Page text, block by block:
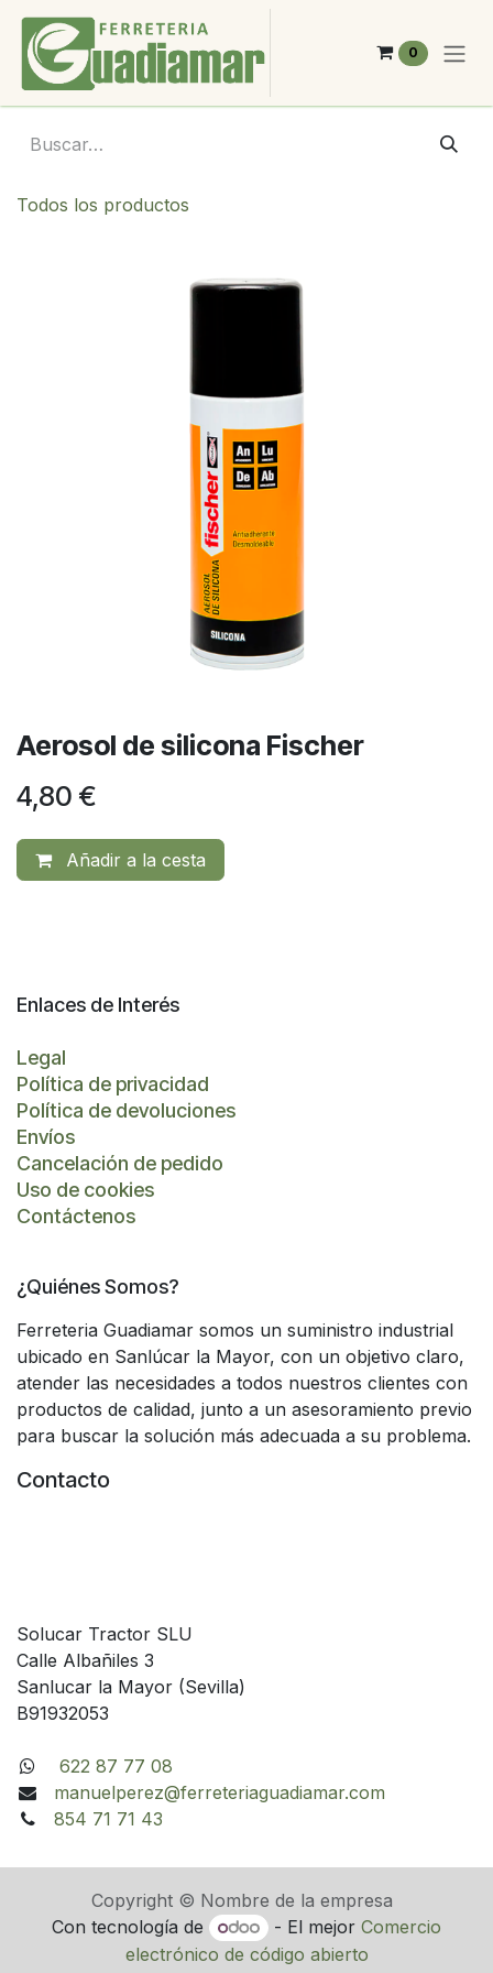
Ir al contenido
0
Todos los productos
Aerosol de silicona Fischer
4,80 €
Añadir a la cesta
Enlaces de Interés
Legal
Política de privacidad
Política de devoluciones
Envíos
Cancelación de pedido
Uso de cookies
Contáctenos
¿Quiénes Somos?
Ferreteria Guadiamar somos un suministro industrial
ubicado en Sanlúcar la Mayor, con un objetivo claro,
atender las necesidades a todos nuestros clientes con
productos de calidad, junto a un asesoramiento previo
para buscar la solución más adecuada a su problema.
Contacto
Solucar Tractor SLU
Calle Albañiles 3
Sanlucar la Mayor (Sevilla)
B91932053
622 87 77 08
manuelperez@ferreteriaguadiamar.com
854 71 71 43
Copyright © Nombre de la empresa
Con tecnología de
- El mejorComercio
electrónico de código abierto